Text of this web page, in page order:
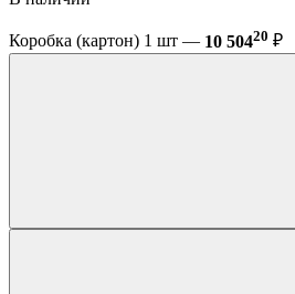
Коробка (картон) 1 шт — 10 50420 ₽